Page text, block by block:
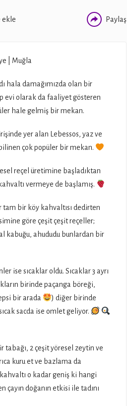
ekle Paylaş
| Muğla
hala damağımızda olan bir
evi olarak da faaliyet gösteren
hale gelmiş bir mekan.
yer alan Lebessos, yaz ve
çok popüler bir mekan.
reçel üretimine başladıktan
vermeye de başlamış.
tam bir köy kahvaltısı dedirten
göre çeşit çeşit reçeller;
kabuğu, ahududu bunlardan bir
ise sıcaklar oldu. Sıcaklar 3 ayrı
birinde paçanga böreği,
bir arada
) diğer birinde
sacda ise omlet geliyor.
2 çeşit yöresel zeytin ve
kuru et ve bazlama da
o kadar geniş ki hangi
çayın doğanın etkisi ile tadını